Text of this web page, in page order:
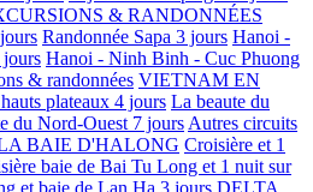
& RANDONNÉES
Randonnée Sapa 3 jours Hanoi -
Hanoi - Ninh Binh - Cuc Phuong
& randonnées VIETNAM EN
plateaux 4 jours La beaute du
du Nord-Ouest 7 jours Autres circuits
BAIE D'HALONG Croisière et 1
baie de Bai Tu Long et 1 nuit sur
et baie de Lan Ha 3 jours DELTA